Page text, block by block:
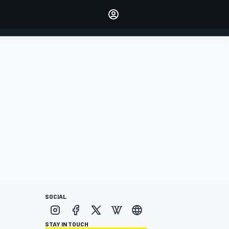
ACCEDI
SOCIAL
STAY IN TOUCH